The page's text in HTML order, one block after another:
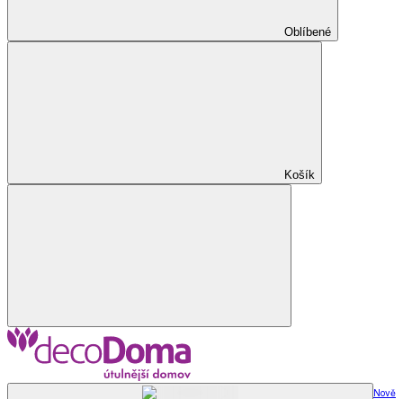
Oblíbené
Košík
Nově